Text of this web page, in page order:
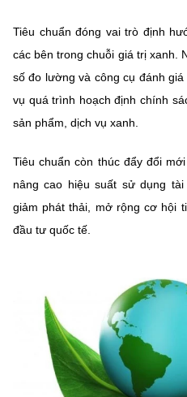
Tiêu chuẩn đóng vai trò định
các bên trong chuỗi giá trị xanh.
số đo lường và công cụ đánh
vụ quá trình hoạch định chính
sản phẩm, dịch vụ xanh.
Tiêu chuẩn còn thúc đẩy đổi
nâng cao hiệu suất sử dụng
giảm phát thải, mở rộng cơ hội
đầu tư quốc tế.